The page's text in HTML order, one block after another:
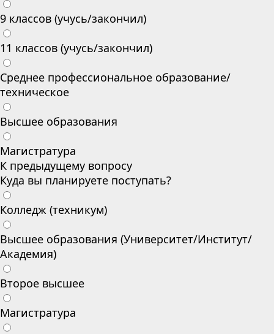
9 классов (учусь/закончил)
11 классов (учусь/закончил)
Среднее профессиональное образование/
техническое
Высшее образования
Магистратура
К предыдущему вопросу
Куда вы планируете поступать?
Колледж (техникум)
Высшее образования (Университет/Институт/
Академия)
Второе высшее
Магистратура